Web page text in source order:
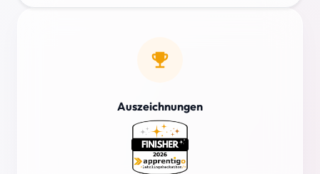
emoji_events
Auszeichnungen